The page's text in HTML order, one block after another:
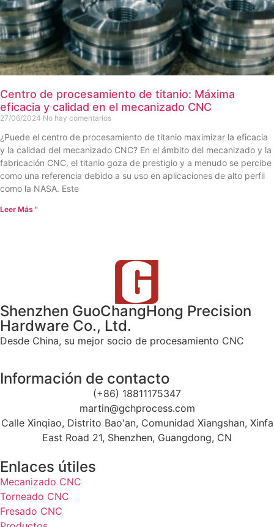
Centro de procesamiento de titanio: Máxima
eficacia y calidad en el mecanizado CNC
27/06/2024 No hay comentarios
¿Puede el centro de procesamiento de titanio maximizar la eficacia
y la calidad del mecanizado CNC? En el ámbito del mecanizado y la
fabricación CNC, el titanio goza de prestigio y a menudo se percibe
como una referencia debido a su uso en aplicaciones de alto perfil
como la NASA. Este
Leer Más "
Shenzhen GuoChangHong Precision
Hardware Co., Ltd.
Desde China, su mejor socio de procesamiento CNC
Información de contacto
(+86) 18811175347
martin@gchprocess.com
Calle Xinqiao, Distrito Bao'an, Comunidad Xiangshan, Xinfa
East Road 21, Shenzhen, Guangdong, CN
Enlaces útiles
Mecanizado CNC
Torneado CNC
Fresado CNC